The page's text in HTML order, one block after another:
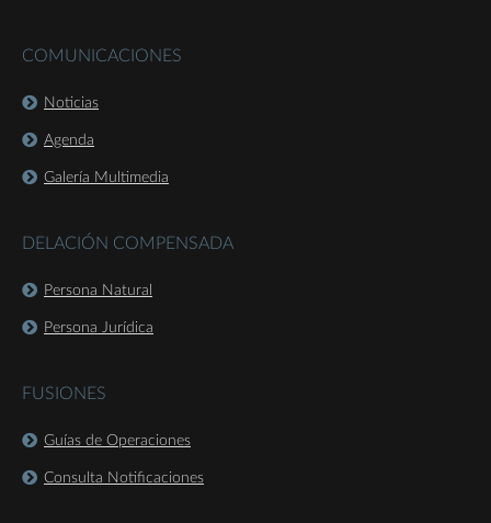
COMUNICACIONES
Noticias
Agenda
Galería Multimedia
DELACIÓN COMPENSADA
Persona Natural
Persona Jurídica
FUSIONES
Guías de Operaciones
Consulta Notificaciones